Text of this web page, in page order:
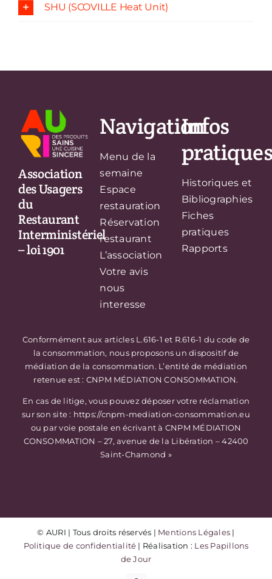
SHU (SCOVILLE Heat Unit)
Association
des Usagers
du
Restaurant
Interministériel
– loi 1901
Navigation
Menu de la
semaine
Espace
restauration
Réservation
restaurant
L’association
Votre avis
nous
interesse
Infos
Historiques et
Bibliographies
Fiches
pratiques
Rapports
Conformément aux articles L.616-1 et R.616-1 du code de
la consommation, nous proposons un dispositif de
médiation de la consommation. L’entité de médiation
retenue est : CNPM MÉDIATION CONSOMMATION.
En cas de litige, vous pouvez déposer votre réclamation
sur son site : https://cnpm-mediation-consommation.eu
ou par voie postale en écrivant à CNPM MÉDIATION
CONSOMMATION – 27, avenue de la Libération – 42400
Saint-Chamond »
© AURI | Tous droits réservés | Mentions Légales |
Politique de confidentialité | Réalisation : Les Papillons
de Jour